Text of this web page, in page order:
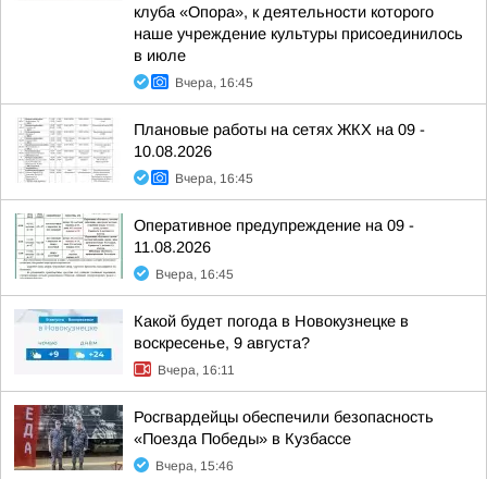
клуба «Опора», к деятельности которого
наше учреждение культуры присоединилось
в июле
Вчера, 16:45
Плановые работы на сетях ЖКХ на 09 -
10.08.2026
Вчера, 16:45
Оперативное предупреждение на 09 -
11.08.2026
Вчера, 16:45
Какой будет погода в Новокузнецке в
воскресенье, 9 августа?
Вчера, 16:11
Росгвардейцы обеспечили безопасность
«Поезда Победы» в Кузбассе
Вчера, 15:46